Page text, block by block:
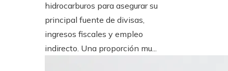
hidrocarburos para asegurar su
principal fuente de divisas,
ingresos fiscales y empleo
indirecto. Una proporción mu...